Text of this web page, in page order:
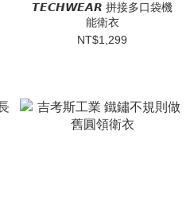
𝙏𝙀𝘾𝙃𝙒𝙀𝘼𝙍 拼接多口袋機
能衛衣
NT$1,299